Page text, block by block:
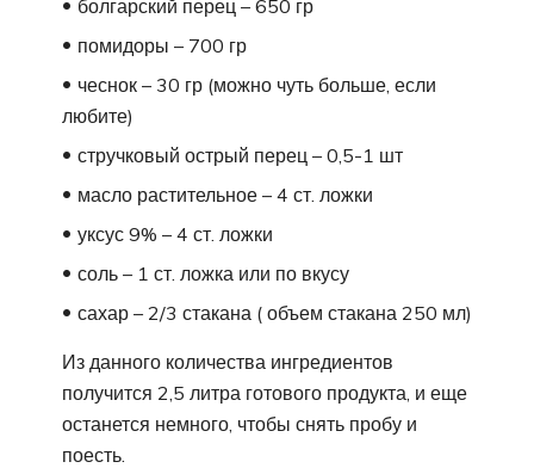
болгарский перец – 650 гр
помидоры – 700 гр
чеснок – 30 гр (можно чуть больше, если
любите)
стручковый острый перец – 0,5-1 шт
масло растительное – 4 ст. ложки
уксус 9% – 4 ст. ложки
соль – 1 ст. ложка или по вкусу
сахар – 2/3 стакана ( объем стакана 250 мл)
Из данного количества ингредиентов
получится 2,5 литра готового продукта, и еще
останется немного, чтобы снять пробу и
поесть.